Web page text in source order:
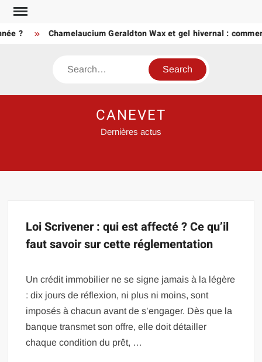
Skip
content
? Chamelaucium Geraldton Wax et gel hivernal :
Search
CANEVET
Dernières actus
Loi Scrivener : qui est affecté ? Ce qu’il
faut savoir sur cette réglementation
Un crédit immobilier ne se signe jamais à la légère
: dix jours de réflexion, ni plus ni moins, sont
imposés à chacun avant de s’engager. Dès que la
banque transmet son offre, elle doit détailler
chaque condition du prêt, …